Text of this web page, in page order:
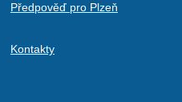
Předpověď pro Plzeň
Kontakty